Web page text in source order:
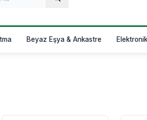
Beyaz Eşya & Ankastre Elektronik